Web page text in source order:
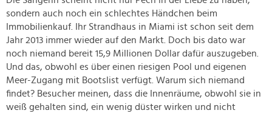
sondern auch noch ein schlechtes Händchen beim
Immobilienkauf. Ihr Strandhaus in Miami ist schon seit dem
Jahr 2013 immer wieder auf den Markt. Doch bis dato war
noch niemand bereit 15,9 Millionen Dollar dafür auszugeben.
Und das, obwohl es über einen riesigen Pool und eigenen
Meer-Zugang mit Bootslist verfügt. Warum sich niemand
findet? Besucher meinen, dass die Innenräume, obwohl sie in
weiß gehalten sind, ein wenig düster wirken und nicht